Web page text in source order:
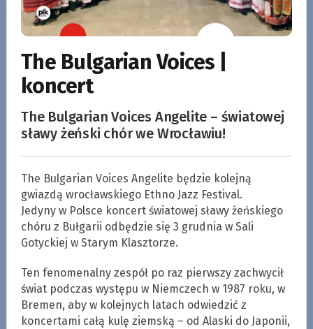
The Bulgarian Voices |
koncert
The Bulgarian Voices Angelite – światowej
sławy żeński chór we Wrocławiu!
The Bulgarian Voices Angelite będzie kolejną
gwiazdą wrocławskiego Ethno Jazz Festival.
Jedyny w Polsce koncert światowej sławy żeńskiego
chóru z Bułgarii odbędzie się 3 grudnia w Sali
Gotyckiej w Starym Klasztorze.
Ten fenomenalny zespół po raz pierwszy zachwycił
świat podczas występu w Niemczech w 1987 roku, w
Bremen, aby w kolejnych latach odwiedzić z
koncertami całą kulę ziemską – od Alaski do Japonii,